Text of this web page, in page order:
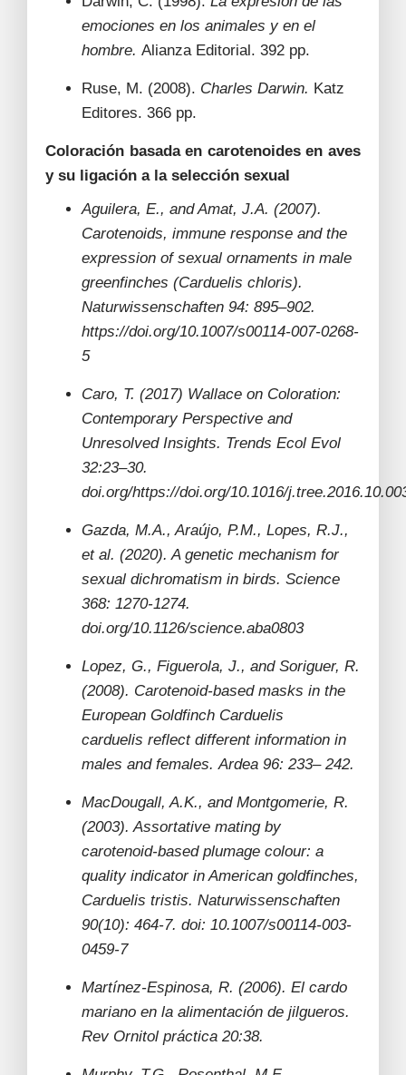
emociones en los animales y en el
hombre. Alianza Editorial. 392 pp.
Ruse, M. (2008). Charles Darwin. Katz
Editores. 366 pp.
Coloración basada en carotenoides en aves
y su ligación a la selección sexual
Aguilera, E., and Amat, J.A. (2007).
Carotenoids, immune response and the
expression of sexual ornaments in male
greenfinches (Carduelis chloris).
Naturwissenschaften 94: 895–902.
https://doi.org/10.1007/s00114-007-0268-
5
Caro, T. (2017) Wallace on Coloration:
Contemporary Perspective and
Unresolved Insights. Trends Ecol Evol
32:23–30.
doi.org/https://doi.org/10.1016/
Gazda, M.A., Araújo, P.M., Lopes, R.J.,
et al. (2020).A genetic mechanism for
sexual dichromatism in birds. Science
368: 1270-1274.
doi.org/10.1126/science.aba0803
Lopez, G., Figuerola, J., and Soriguer, R.
(2008). Carotenoid‐based masks in the
European Goldfinch Carduelis
carduelis reflect different information in
males and females. Ardea 96: 233– 242.
MacDougall, A.K., and Montgomerie, R.
(2003). Assortative mating by
carotenoid-based plumage colour: a
quality indicator in American goldfinches,
Carduelis tristis. Naturwissenschaften
90(10): 464-7. doi: 10.1007/s00114-003-
0459-7
Martínez-Espinosa, R. (2006). El cardo
mariano en la alimentación de jilgueros.
Rev Ornitol práctica 20:38.